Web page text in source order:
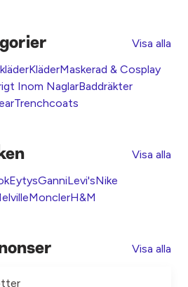
Visa alla
KläderMaskerad & Cosplay
Inom NaglarBaddräkter
Trenchcoats
Visa alla
EytysGanniLevi'sNike
MonclerH&M
Visa alla